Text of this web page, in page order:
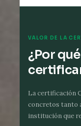
VALOR DE LA
¿Por
La certificación
concretos tanto
institución que